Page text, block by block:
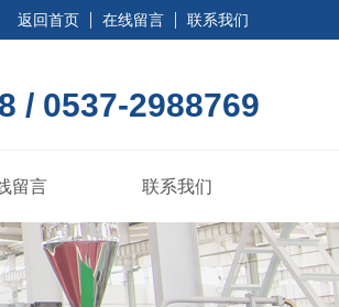
返回首页 在线留言 联系我们
/ 0537-2988769
留言 联系我们